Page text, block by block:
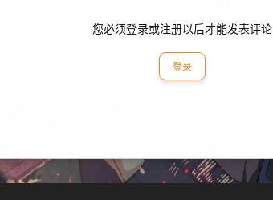
您必须登录或注册以后才能发表评论
登录